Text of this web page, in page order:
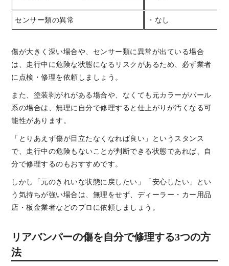
センサー類の異常 ・なし
傷が大きく深い場合や、センサー類に異常が出ている場合
は、走行中に危険な状態になるリスクがあるため、必ず業者
に点検・修理を依頼しましょう。
また、塗装剥がれがある場合や、なくても元カラーがパール
系の場合は、無理に自分で修理すると仕上がりが汚くなる可
能性があります。
「とりあえず傷が目立たなくなれば良い」というスタンス
で、走行中の危険もないことが判断できる状態であれば、自
分で修理するのもおすすめです。
しかし「元のきれいな状態に戻したい」「安心したい」とい
う気持ちが強い場合は、無理をせず、ディーラー・カー用品
店・板金業者などのプロに依頼しましょう。
リアバンパーの傷を自分で修理する3つの方
法